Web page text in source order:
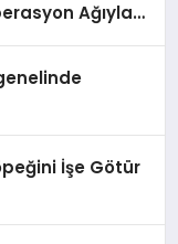
Ağıyla
İşe Götür